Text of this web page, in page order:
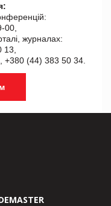
00,
журналах:
13,
+380 (44) 383 50 34.